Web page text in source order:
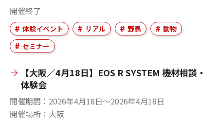
開催終了
体験イベント リアル 野鳥
動物
セミナー
【大阪／4月18日】EOS R SYSTEM 機材相談・
体験会
開催期間
2026年4月18日〜2026年4月18日
開催場所
大阪